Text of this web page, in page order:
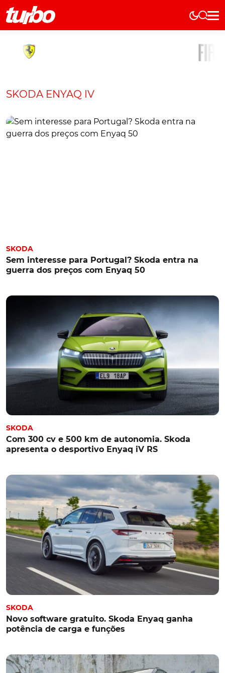
Elétricos
Marcas
História
Comerciais
Curiosidades
SKODA ENYAQ IV
SKODA
Sem interesse para Portugal? Skoda entra na
guerra dos preços com Enyaq 50
SKODA
Com 300 cv e 500 km de autonomia. Skoda
apresenta o desportivo Enyaq iV RS
SKODA
Novo software gratuito. Skoda Enyaq ganha
potência de carga e funções